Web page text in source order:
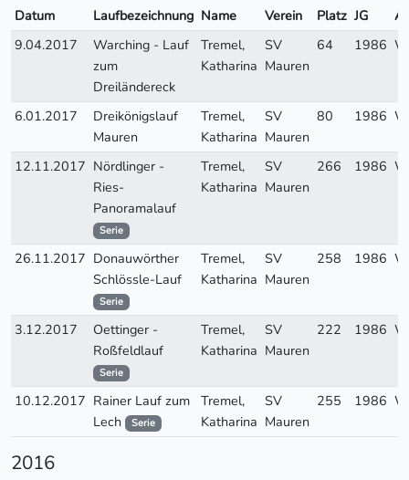
Datum Laufbezeichnung Name Verein Platz JG
9.04.2017
Warching - Lauf
zum
Dreiländereck
Tremel,
Katharina
SV
Mauren
64 1986
6.01.2017
Dreikönigslauf
Mauren
Tremel,
Katharina
SV
Mauren
80 1986
12.11.2017 Nördlinger -
Ries-
Panoramalauf
Serie
Tremel,
Katharina
SV
Mauren
266 1986
26.11.2017 Donauwörther
Schlössle-Lauf
Serie
Tremel,
Katharina
SV
Mauren
258 1986
3.12.2017
Oettinger -
Roßfeldlauf
Serie
Tremel,
Katharina
SV
Mauren
222 1986
10.12.2017 Rainer Lauf zum
Lech
Serie
Tremel,
Katharina
SV
Mauren
255 1986
2016